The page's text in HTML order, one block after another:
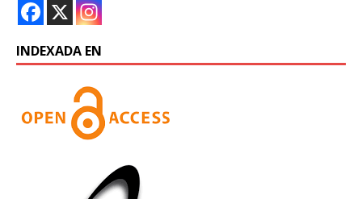
INDEXADA EN